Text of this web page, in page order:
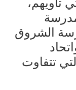
الشروق
تتفاوت